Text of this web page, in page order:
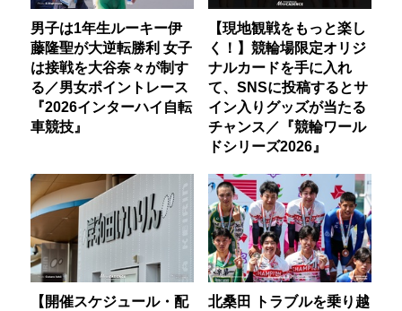
男子は1年生ルーキー伊
藤隆聖が大逆転勝利 女子
は接戦を大谷奈々が制す
る／男女ポイントレース
『2026インターハイ自転
車競技』
【現地観戦をもっと楽し
く！】競輪場限定オリジ
ナルカードを手に入れ
て、SNSに投稿するとサ
イン入りグッズが当たる
チャンス／『競輪ワール
ドシリーズ2026』
【開催スケジュール・配
北桑田 トラブルを乗り越